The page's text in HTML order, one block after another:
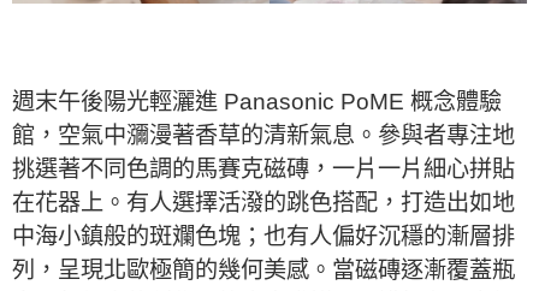
週末午後陽光輕灑進 Panasonic PoME 概念體驗
館，空氣中瀰漫著香草的清新氣息。參與者專注地
挑選著不同色調的馬賽克磁磚，一片一片細心拼貼
在花器上。有人選擇活潑的跳色搭配，打造出如地
中海小鎮般的斑斕色塊；也有人偏好沉穩的漸層排
列，呈現北歐極簡的幾何美感。當磁磚逐漸覆蓋瓶